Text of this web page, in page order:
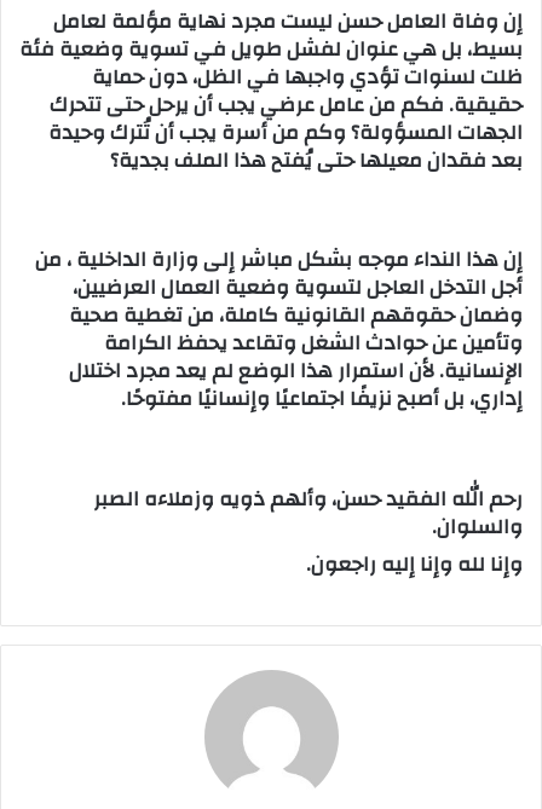
إن وفاة العامل حسن ليست مجرد نهاية مؤلمة لعامل
بسيط، بل هي عنوان لفشل طويل في تسوية وضعية فئة
ظلت لسنوات تؤدي واجبها في الظل، دون حماية
حقيقية. فكم من عامل عرضي يجب أن يرحل حتى تتحرك
الجهات المسؤولة؟ وكم من أسرة يجب أن تُترك وحيدة
بعد فقدان معيلها حتى يُفتح هذا الملف بجدية؟
إن هذا النداء موجه بشكل مباشر إلى وزارة الداخلية ، من
أجل التدخل العاجل لتسوية وضعية العمال العرضيين،
وضمان حقوقهم القانونية كاملة، من تغطية صحية
وتأمين عن حوادث الشغل وتقاعد يحفظ الكرامة
الإنسانية. لأن استمرار هذا الوضع لم يعد مجرد اختلال
إداري، بل أصبح نزيفًا اجتماعيًا وإنسانيًا مفتوحًا.
رحم الله الفقيد حسن، وألهم ذويه وزملاءه الصبر
والسلوان.
وإنا لله وإنا إليه راجعون.